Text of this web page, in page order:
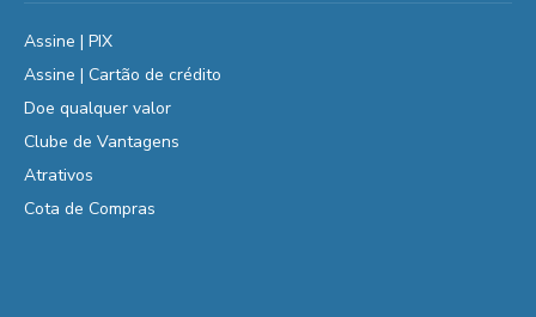
Assine | PIX
Assine | Cartão de crédito
Doe qualquer valor
Clube de Vantagens
Atrativos
Cota de Compras